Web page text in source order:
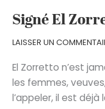
Signé El
LAISSER UN
El Zorretto n’est
les femmes,
l’appeler, il est déjà